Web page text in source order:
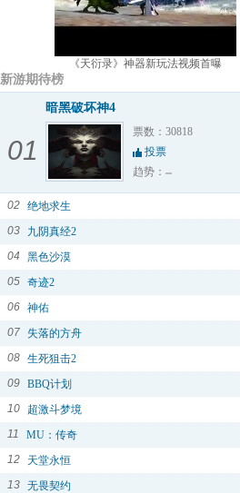
《天衍录》神器新玩法视频首曝
新游期待榜
01
暗黑破坏神4
票数：30818
投票
趋势：
02 绝地求生
03
九阴真经2
04
黑色沙漠
05 奇迹2
06 神佑
07
失落的方舟
08 生死狙击2
09 BBQ计划
10
超激斗梦境
11
MU：传奇
12
天堂永恒
13 无畏契约